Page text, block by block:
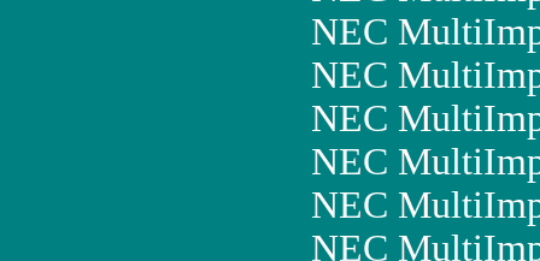
NEC
NEC
NEC
NEC
NEC
NEC